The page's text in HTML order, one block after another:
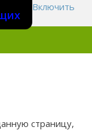
Включить
страницу,